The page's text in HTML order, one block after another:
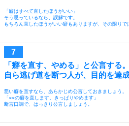
「癖はすべて直したほうがいい」
そう思っているなら、誤解です。
もちろん直したほうがいい癖もありますが、その限りで
「癖を直す、やめる」と公言する。
自ら逃げ道を断つ人が、目的を達成
悪い癖を直すなら、あらかじめ公言しておきましょう。
「○○の癖を直します。きっぱりやめます」
断言口調で、はっきり公言しましょう。